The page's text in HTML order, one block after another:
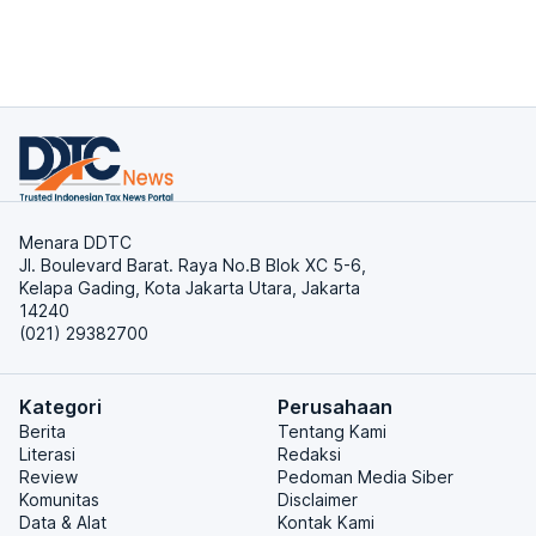
Menara DDTC
Jl. Boulevard Barat. Raya No.B Blok XC 5-6,
Kelapa Gading, Kota Jakarta Utara, Jakarta
14240
(021) 29382700
Kategori
Berita
Literasi
Review
Komunitas
Data & Alat
Perusahaan
Tentang Kami
Redaksi
Pedoman Media Siber
Disclaimer
Kontak Kami